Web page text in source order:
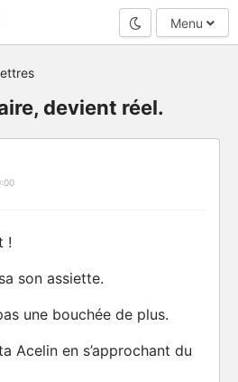
Mode nuit
Menu
devient réel.
!
son assiette.
une bouchée de plus.
Acelin en s’approchant du